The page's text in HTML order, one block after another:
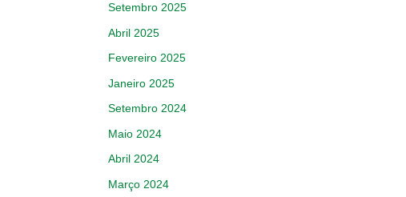
Setembro 2025
Abril 2025
Fevereiro 2025
Janeiro 2025
Setembro 2024
Maio 2024
Abril 2024
Março 2024